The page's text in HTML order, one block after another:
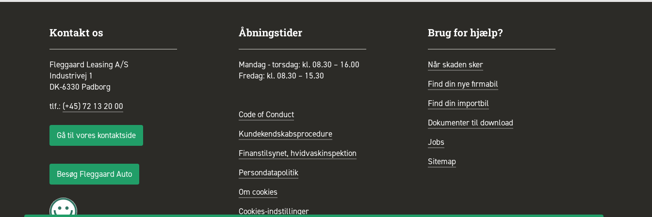
Kontakt os
Fleggaard Leasing A/S
Industrivej 1
DK-6330 Padborg
tlf.: (+45) 72 13 20 00
Gå til vores kontaktside
Besøg Fleggaard Auto
Åbningstider
Mandag - torsdag: kl. 08.30 – 16.00
Fredag: kl. 08.30 – 15.30
Code of Conduct
Kundekendskabsprocedure
Finanstilsynet, hvidvaskinspektion
Persondatapolitik
Om cookies
Cookies-indstillinger
Brug for hjælp?
Når skaden sker
Find din nye firmabil
Find din importbil
Dokumenter til download
Jobs
Sitemap